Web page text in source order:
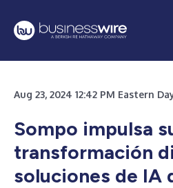
Aug 23, 2024 12:42 PM Eastern
Sompo impulsa
transformación
soluciones de IA